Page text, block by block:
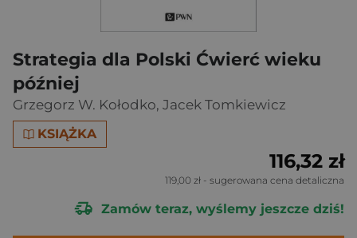
Strategia dla Polski Ćwierć wieku
później
Grzegorz W. Kołodko, Jacek Tomkiewicz
KSIĄŻKA
116,32 zł
119,00 zł - sugerowana cena detaliczna
Zamów teraz, wyślemy jeszcze dziś!